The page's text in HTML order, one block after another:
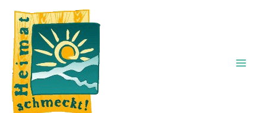
Inhalt
springen